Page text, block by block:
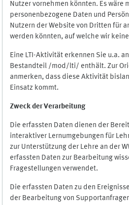
Nutzer vornehmen könnten. Es wäre
personenbezogene Daten und
Nutzern der Website von Dritten für
werden könnten, auf welche wir
Eine LTI-Aktivität erkennen Sie u.a.
Bestandteil /mod/lti/ enthält. Zur
anmerken, dass diese Aktivität
Einsatz kommt.
Zweck der Verarbeitung
Die erfassten Daten dienen der
interaktiver Lernumgebungen für
zur Unterstützung der Lehre an der
erfassten Daten zur Bearbeitung
Fragestellungen verwendet.
Die erfassten Daten zu den
der Bearbeitung von